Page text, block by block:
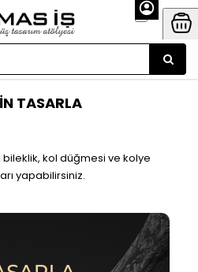
TASARLA
bileklik, kol düğmesi ve kolye
yapabilirsiniz.